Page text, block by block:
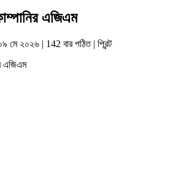
এজিএম
মে ২০২৬ | 142 বার পঠিত | প্রিন্ট